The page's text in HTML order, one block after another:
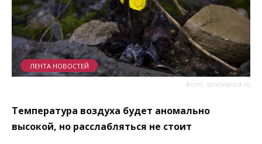
Фото: smolnarod.ru
ЛЕНТА НОВОСТЕЙ
Температура воздуха будет аномально
высокой, но расслабляться не стоит